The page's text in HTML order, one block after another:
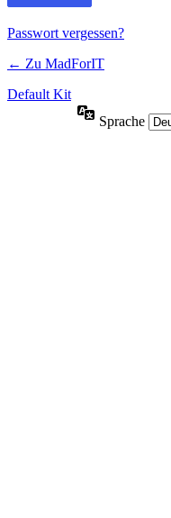
Passwort vergessen?
← Zu MadForIT
Default Kit
Sprache